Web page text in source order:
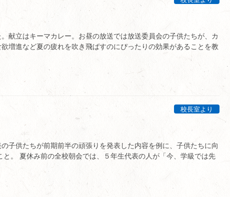
献立はキーマカレー。お昼の放送では放送委員会の子供たちが、カ
増進など夏の疲れを吹き飛ばすのにぴったりの効果があることを教
校長室より
子供たちが前期前半の頑張りを発表した内容を例に、子供たちに向
。 夏休み前の全校朝会では、５年生代表の人が「今、学級では先